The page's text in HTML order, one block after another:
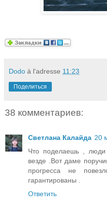
Dodo à l'adresse 11:23
Поделиться
38 комментариев:
Светлана Калайда 20
Что поделаешь , люди
везде .Вот даме
прогресса не
гарантированы .
Ответить